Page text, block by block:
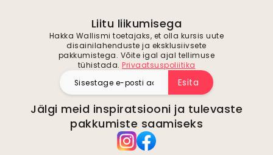
Liitu liikumisega
Hakka Wallismi toetajaks, et olla kursis uute
disainilahenduste ja eksklusiivsete
pakkumistega. Võite igal ajal tellimuse
tühistada. Privaatsuspoliitika
Esita
Jälgi meid inspiratsiooni ja tulevaste
pakkumiste saamiseks